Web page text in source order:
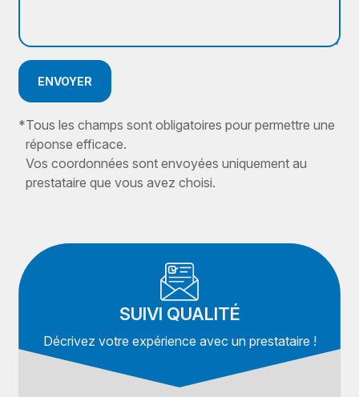
ENVOYER
*Tous les champs sont obligatoires pour permettre une
réponse efficace.
Vos coordonnées sont envoyées uniquement au
prestataire que vous avez choisi.
SUIVI QUALITÉ
Décrivez votre expérience avec un prestataire !